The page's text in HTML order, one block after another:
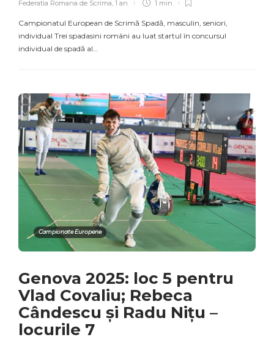
Federatia Romana de Scrima 1 an 1 min
Campionatul European de Scrimă Spadă, masculin, seniori,
individual Trei spadasini români au luat startul în concursul
individual de spadă al…
Campionate Europene
Genova 2025: loc 5 pentru
Vlad Covaliu; Rebeca
Cândescu și Radu Nițu –
locurile 7